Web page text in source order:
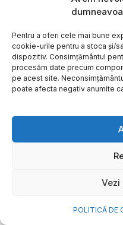
Pentru a oferi cele mai bune
cookie-urile pentru a stoca și/
dispozitiv. Consimțământul
procesăm date precum
pe acest site.
poate afecta negativ anumite
Vezi
POLITICĂ DE
de investiții
euro și o